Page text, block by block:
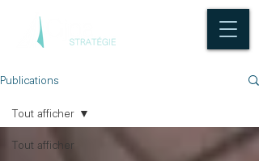
Publications
Tout afficher
Tout afficher